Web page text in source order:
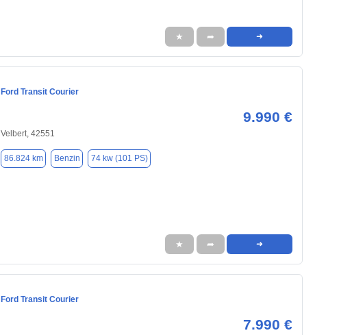
★ ➦ ➜
Ford Transit Courier
9.990 €
Velbert, 42551
86.824 km Benzin 74 kw (101 PS)
★ ➦ ➜
Ford Transit Courier
7.990 €